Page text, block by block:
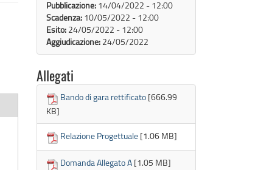
Pubblicazione: 14/04/2022 - 12:00
Scadenza: 10/05/2022 - 12:00
Esito: 24/05/2022 - 12:00
Aggiudicazione: 24/05/2022
Allegati
Bando di gara rettificato [666.99
KB]
Relazione Progettuale [1.06 MB]
Domanda Allegato A [1.05 MB]